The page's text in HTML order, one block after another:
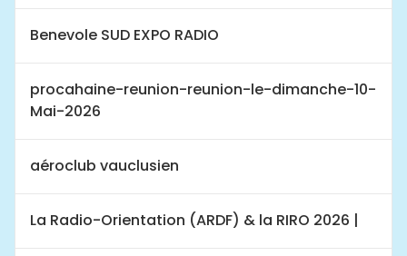
Benevole SUD EXPO RADIO
procahaine-reunion-reunion-le-dimanche-10-
Mai-2026
aéroclub vauclusien
La Radio-Orientation (ARDF) & la RIRO 2026 |